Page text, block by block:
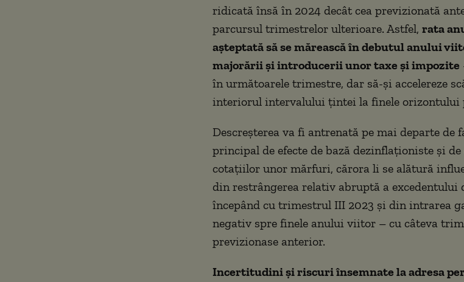
ridicată însă în 2024 decât cea previzionată
parcursul trimestrelor ulterioare. Astfel, rata
așteptată să se mărească în debutul anului
majorării și introducerii unor taxe și impozite
în următoarele trimestre, dar să-și accelereze
interiorul intervalului țintei la finele orizontului
Descreșterea va fi antrenată pe mai departe de
principal de efecte de bază dezinflaționiste și
cotațiilor unor mărfuri, cărora li se alătură
din restrângerea relativ abruptă a excedentului
începând cu trimestrul III 2023 și din intrarea
negativ spre finele anului viitor – cu câteva
previzionase anterior.
Incertitudini și riscuri însemnate la adresa